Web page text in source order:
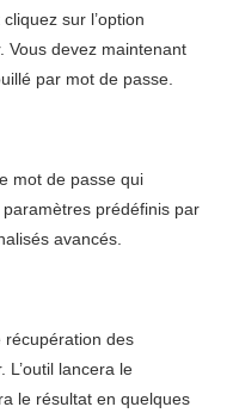
sur l’option
Vous devez maintenant
par mot de passe.
mot de passe qui
paramètres prédéfinis par
avancés.
récupération des
L’outil lancera le
le résultat en quelques